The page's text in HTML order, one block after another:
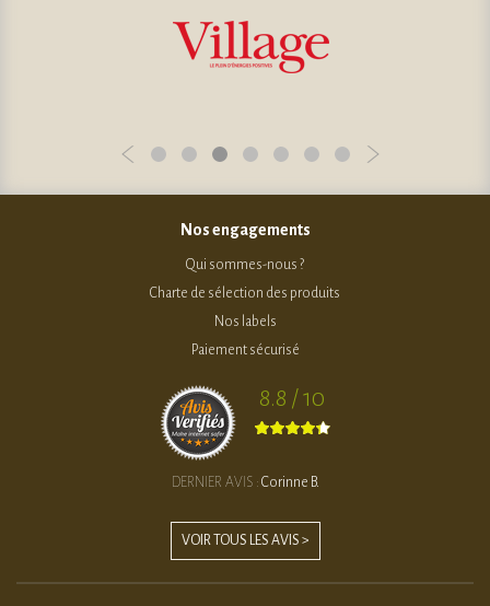
Nos engagements
Qui sommes-nous ?
Charte de sélection des produits
Nos labels
Paiement sécurisé
8.8 / 10
DERNIER AVIS : Corinne B.
VOIR TOUS LES AVIS >